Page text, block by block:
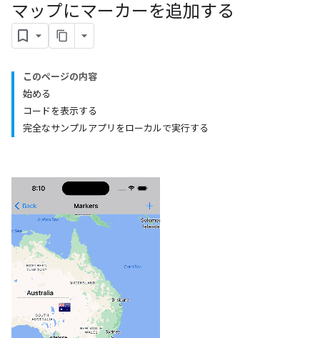
マップにマーカーを追加する
このページの内容
始める
コードを表示する
完全なサンプルアプリをローカルで実行する